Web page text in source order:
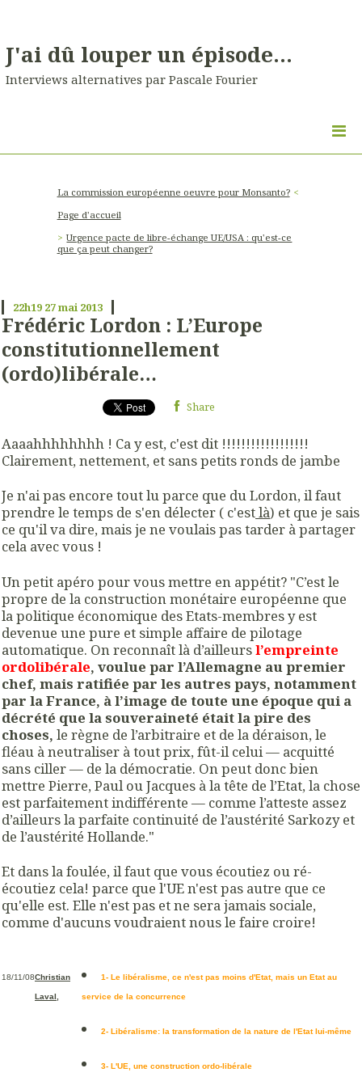
J'ai dû louper un épisode...
Interviews alternatives par Pascale Fourier
La commission européenne oeuvre pour Monsanto?
Page d'accueil
Urgence pacte de libre-échange UE/USA : qu'est-ce
que ça peut changer?
22h19 27mai 2013
Frédéric Lordon : L’Europe
constitutionnellement
(ordo)libérale…
Share
Aaaahhhhhhhh ! Ca y est, c'est dit !!!!!!!!!!!!!!!!!!
Clairement, nettement, et sans petits ronds de jambe
Je n'ai pas encore tout lu parce que du Lordon, il faut
prendre le temps de s'en délecter ( c'estlà) et que je sais
ce qu'il va dire, mais je ne voulais pas tarder à partager
cela avec vous !
Un petit apéro pour vous mettre en appétit? "C’est le
propre de la construction monétaire européenne que
la politique économique des Etats-membres y est
devenue une pure et simple affaire de pilotage
automatique. On reconnaît là d’ailleursl’empreinte
ordolibérale, voulue par l’Allemagne au premier
chef, mais ratifiée par les autres pays, notamment
par la France, à l’image de toute une époque qui a
décrété que la souveraineté était la pire des
choses, le règne de l’arbitraire et de la déraison, le
fléau à neutraliser à tout prix, fût-il celui — acquitté
sans ciller — de la démocratie. On peut donc bien
mettre Pierre, Paul ou Jacques à la tête de l’Etat, la chose
est parfaitement indifférente — comme l’atteste assez
d’ailleurs la parfaite continuité de l’austérité Sarkozy et
de l’austérité Hollande."
Et dans la foulée, il faut que vous écoutiez ou ré-
écoutiez cela! parce que l'UE n'est pas autre que ce
qu'elle est. Elle n'est pas et ne sera jamais sociale,
comme d'aucuns voudraient nous le faire croire!
18/11/08Christian
Laval,
1- Le libéralisme, ce n'est pas moins d'Etat, mais un Etat au
service de la concurrence
2- Libéralisme: la transformation de la nature de l'Etat lui-même
3- L'UE, une construction ordo-libérale